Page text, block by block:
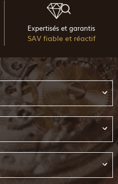
Expertisés et garantis
SAV fiable et réactif